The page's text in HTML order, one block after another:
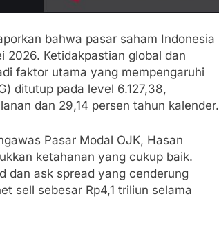
bahwa pasar saham Indonesia
2026. Ketidakpastian global dan
faktor utama yang mempengaruhi
ditutup pada level 6.127,38,
dan 29,14 persen tahun kalender.
Pasar Modal OJK, Hasan
ketahanan yang cukup baik.
dan ask spread yang cenderung
sell sebesar Rp4,1 triliun selama